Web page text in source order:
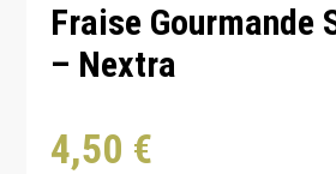
Fraise Gourmande
– Nextra
4,50 €